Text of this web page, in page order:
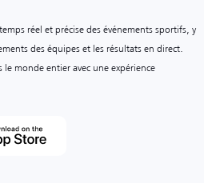
réel et précise des événements sportifs, y
des équipes et les résultats en direct.
monde entier avec une expérience